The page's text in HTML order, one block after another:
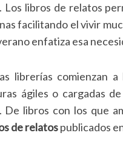
Los libros de relatos
facilitando el vivir
enfatiza esa
librerías comienzan
ágiles o cargadas
De libros con los que
de relatospublicados